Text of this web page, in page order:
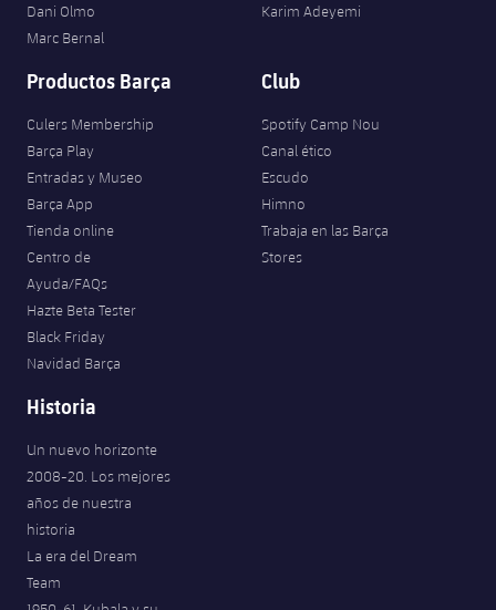
Dani Olmo
Marc Bernal
Karim Adeyemi
Productos Barça
Culers Membership
Barça Play
Entradas y Museo
Barça App
Tienda online
Centro de
Ayuda/FAQs
Hazte Beta Tester
Black Friday
Navidad Barça
Club
Spotify Camp Nou
Canal ético
Escudo
Himno
Trabaja en las Barça
Stores
Historia
Un nuevo horizonte
2008-20. Los mejores
años de nuestra
historia
La era del Dream
Team